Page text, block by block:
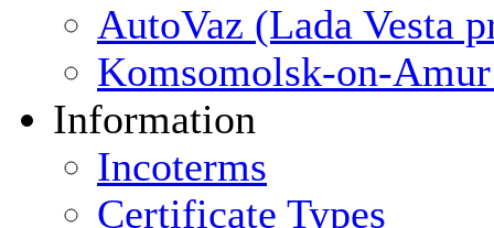
AutoVaz (Lada Vesta
Komsomolsk-on-
Information
Incoterms
Certificate Types